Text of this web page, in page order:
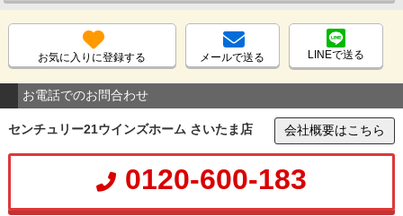
お気に入りに登録する メールで送る LINEで送る
お電話でのお問合わせ
センチュリー21ウインズホーム さいたま店 会社概要はこちら
0120-600-183